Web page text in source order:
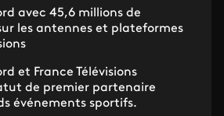
avec 45,6 millions de
les antennes et plateformes
et France Télévisions
de premier partenaire
événements sportifs.